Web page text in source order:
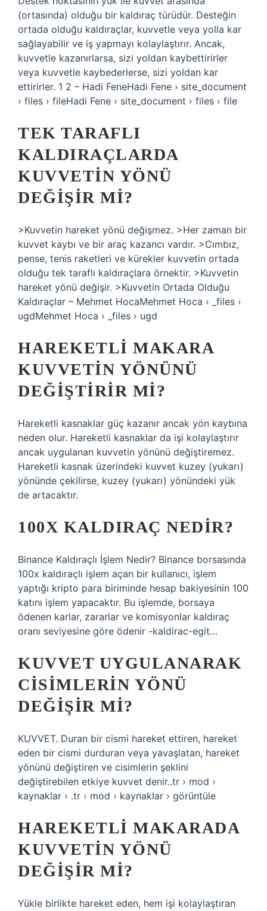
(ortasında) olduğu bir kaldıraç türüdür. Desteğin
ortada olduğu kaldıraçlar, kuvvetle veya yolla kar
sağlayabilir ve iş yapmayı kolaylaştırır. Ancak,
kuvvetle kazanırlarsa, sizi yoldan kaybettirirler
veya kuvvetle kaybederlerse, sizi yoldan kar
ettirirler. 1 2 – Hadi FeneHadi Fene › site_document
› files › fileHadi Fene › site_document › files › file
TEK TARAFLI
KALDIRAÇLARDA
KUVVETIN YÖNÜ
DEĞIŞIR MI?
>Kuvvetin hareket yönü değişmez. >Her zaman bir
kuvvet kaybı ve bir araç kazancı vardır. >Cımbız,
pense, tenis raketleri ve kürekler kuvvetin ortada
olduğu tek taraflı kaldıraçlara örnektir. >Kuvvetin
hareket yönü değişir. >Kuvvetin Ortada Olduğu
Kaldıraçlar – Mehmet HocaMehmet Hoca › _files ›
ugdMehmet Hoca › _files › ugd
HAREKETLI MAKARA
KUVVETIN YÖNÜNÜ
DEĞIŞTIRIR MI?
Hareketli kasnaklar güç kazanır ancak yön kaybına
neden olur. Hareketli kasnaklar da işi kolaylaştırır
ancak uygulanan kuvvetin yönünü değiştiremez.
Hareketli kasnak üzerindeki kuvvet kuzey (yukarı)
yönünde çekilirse, kuzey (yukarı) yönündeki yük
de artacaktır.
100X KALDIRAÇ NEDIR?
Binance Kaldıraçlı İşlem Nedir? Binance borsasında
100x kaldıraçlı işlem açan bir kullanıcı, işlem
yaptığı kripto para biriminde hesap bakiyesinin 100
katını işlem yapacaktır. Bu işlemde, borsaya
ödenen karlar, zararlar ve komisyonlar kaldıraç
oranı seviyesine göre ödenir -kaldirac-egit…
KUVVET UYGULANARAK
CISIMLERIN YÖNÜ
DEĞIŞIR MI?
KUVVET. Duran bir cismi hareket ettiren, hareket
eden bir cismi durduran veya yavaşlatan, hareket
yönünü değiştiren ve cisimlerin şeklini
değiştirebilen etkiye kuvvet denir..tr › mod ›
kaynaklar › .tr › mod › kaynaklar › görüntüle
HAREKETLI MAKARADA
KUVVETIN YÖNÜ
DEĞIŞIR MI?
Yükle birlikte hareket eden, hem işi kolaylaştıran